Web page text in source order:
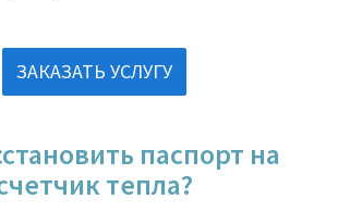
ЗАКАЗАТЬ УСЛУГУ
паспорт на
тепла?